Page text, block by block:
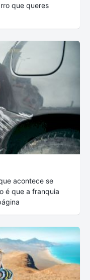
que queres
acontece se
é que a franquia